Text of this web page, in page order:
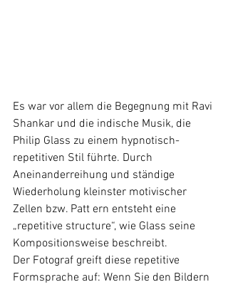
Es war vor allem die Begegnung mit Ravi
Shankar und die indische Musik, die
Philip Glass zu einem hypnotisch-
repetitiven Stil führte. Durch
Aneinanderreihung und ständige
Wiederholung kleinster motivischer
Zellen bzw. Patt ern entsteht eine
„repetitive structure“, wie Glass seine
Kompositionsweise beschreibt.
Der Fotograf greift diese repetitive
Formsprache auf: Wenn Sie den Bildern